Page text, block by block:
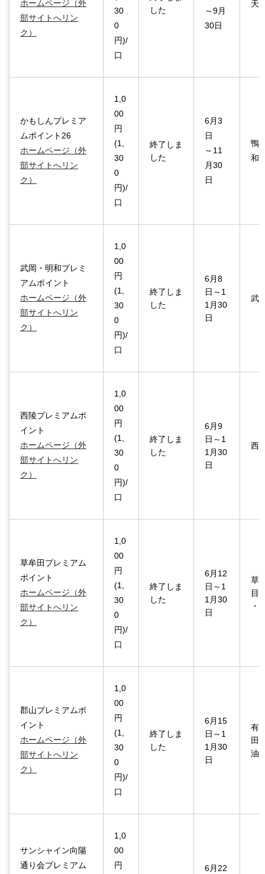
ホームページ（外
部サイトへリン
ク）
30
0
円)/
口
した
～9月
30日
天
かもしんプレミア
ムポイント26
ホームページ（外
部サイトへリン
ク）
1,0
00
円
(1,
30
0
円)/
口
終了しま
した
6月3
日
～11
月30
日
鴨
和
武岡・明和プレミ
アムポイント
ホームページ（外
部サイトへリン
ク）
1,0
00
円
(1,
30
0
円)/
口
終了しま
した
6月8
日～1
1月30
日
武
西陵プレミアムポ
イント
ホームページ（外
部サイトへリン
ク）
1,0
00
円
(1,
30
0
円)/
口
終了しま
した
6月9
日～1
1月30
日
西
草牟田プレミアム
ポイント
ホームページ（外
部サイトへリン
ク）
1,0
00
円
(1,
30
0
円)/
口
終了しま
した
6月12
日～1
1月30
日
草
目
・
郡山プレミアムポ
イント
ホームページ（外
部サイトへリン
ク）
1,0
00
円
(1,
30
0
円)/
口
終了しま
した
6月15
日～1
1月30
日
有
田
油
サンシャイン向陽
通り会プレミアム
1,0
00
円
6月22